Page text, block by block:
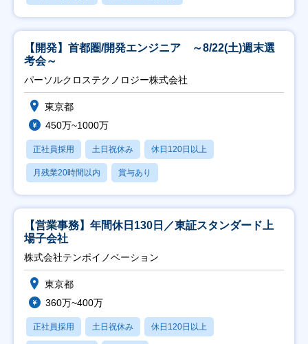
【開発】首都圏/開発エンジニア ～8/22(土)週末選
考会～
パーソルクロステクノロジー株式会社
東京都
450万~1000万
正社員採用 土日祝休み 休日120日以上
月残業20時間以内 賞与あり
【営業事務】年間休日130日／東証スタンダード上
場子会社
株式会社テンポイノベーション
東京都
360万~400万
正社員採用 土日祝休み 休日120日以上